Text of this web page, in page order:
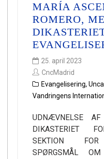
MARÍA
ROMERO,
25. april 2023
CncMadrid
Evangelisering,
Vandringens
UDNÆVNELSE
DIKASTERIET
SEKTION FOR
SPØRGSMÅL